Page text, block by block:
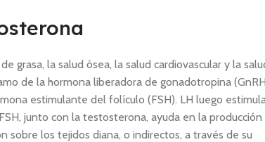
grasa, la salud ósea, la salud cardiovascular y la
de la hormona liberadora de gonadotropina
estimulante del folículo (FSH). LH luego
junto con la testosterona, ayuda en la producción
sobre los tejidos diana, o indirectos, a través de su